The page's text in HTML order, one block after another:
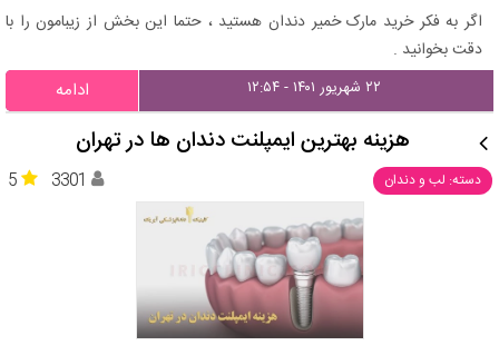
اگر به فکر خرید مارک خمیر دندان هستید ، حتما این بخش از زیبامون را با
دقت بخوانید .
۲۲ شهریور ۱۴۰۱ - ۱۲:۵۴ ادامه
هزینه بهترین ایمپلنت دندان ها در تهران
دسته: لب و دندان 5 3301